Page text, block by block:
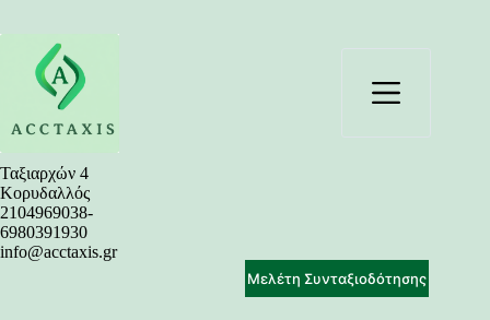
περιεχόμενο
Ταξιαρχών 4
Κορυδαλλός
2104969038-
6980391930
info@acctaxis.gr
Μελέτη Συνταξιοδότησης